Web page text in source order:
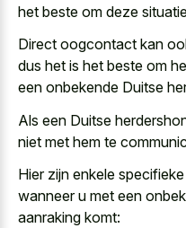
het beste om deze
Direct oogcontact kan
dus het is het beste om
een onbekende Duitse
Als een Duitse
niet met hem te
Hier zijn enkele
wanneer u met een
aanraking komt: